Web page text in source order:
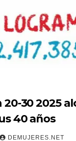
20-30 2025
40 años
DEMUJERES.NET